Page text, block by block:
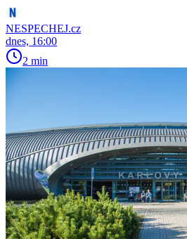
NESPECHEJ.cz
dnes, 16:00
2 min